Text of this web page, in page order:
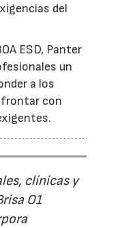
del
ESD, Panter
un
a los
con
clínicas y
O1